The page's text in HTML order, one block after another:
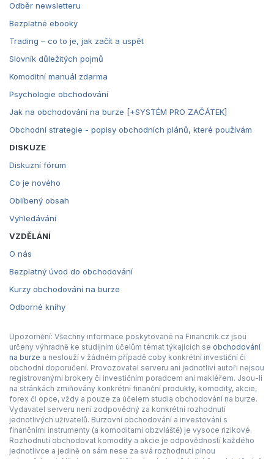
Odběr newsletteru
Bezplatné ebooky
Trading – co to je, jak začít a uspět
Slovník důležitých pojmů
Komoditní manuál zdarma
Psychologie obchodování
Jak na obchodování na burze [+SYSTÉM PRO ZAČÁTEK]
Obchodní strategie - popisy obchodních plánů, které používám
DISKUZE
Diskuzní fórum
Co je nového
Oblíbený obsah
Vyhledávání
VZDĚLÁNÍ
O nás
Bezplatný úvod do obchodování
Kurzy obchodování na burze
Odborné knihy
Upozornění: Všechny informace poskytované na Financnik.cz jsou
určeny výhradně ke studijním účelům témat týkajících se obchodování
na burze a neslouží v žádném případě coby konkrétní investiční či
obchodní doporučení. Provozovatel serveru ani jednotliví autoři nejsou
registrovanými brokery či investičním poradcem ani makléřem. Jsou-li
na stránkách zmiňovány konkrétní finanční produkty, komodity, akcie,
forex či opce, vždy a pouze za účelem studia obchodování na burze.
Vydavatel serveru není zodpovědný za konkrétní rozhodnutí
jednotlivých uživatelů. Burzovní obchodování a investování s
finančními instrumenty (a komoditami obzvláště) je vysoce rizikové.
Rozhodnutí obchodovat komodity a akcie je odpovědností každého
jednotlivce a jedině on sám nese za svá rozhodnutí plnou